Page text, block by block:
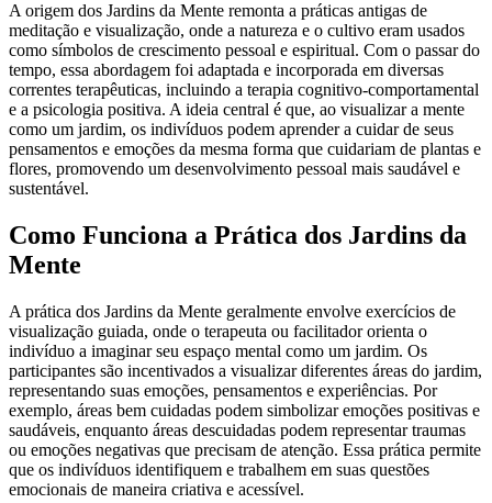
A origem dos Jardins da Mente remonta a práticas antigas de
meditação e visualização, onde a natureza e o cultivo eram usados
como símbolos de crescimento pessoal e espiritual. Com o passar do
tempo, essa abordagem foi adaptada e incorporada em diversas
correntes terapêuticas, incluindo a terapia cognitivo-comportamental
e a psicologia positiva. A ideia central é que, ao visualizar a mente
como um jardim, os indivíduos podem aprender a cuidar de seus
pensamentos e emoções da mesma forma que cuidariam de plantas e
flores, promovendo um desenvolvimento pessoal mais saudável e
sustentável.
Como Funciona a Prática dos Jardins da
Mente
A prática dos Jardins da Mente geralmente envolve exercícios de
visualização guiada, onde o terapeuta ou facilitador orienta o
indivíduo a imaginar seu espaço mental como um jardim. Os
participantes são incentivados a visualizar diferentes áreas do jardim,
representando suas emoções, pensamentos e experiências. Por
exemplo, áreas bem cuidadas podem simbolizar emoções positivas e
saudáveis, enquanto áreas descuidadas podem representar traumas
ou emoções negativas que precisam de atenção. Essa prática permite
que os indivíduos identifiquem e trabalhem em suas questões
emocionais de maneira criativa e acessível.